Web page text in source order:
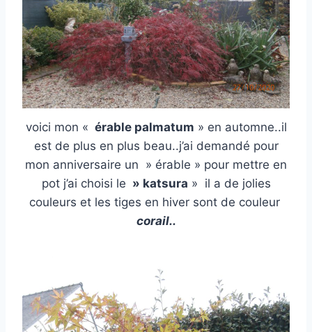
voici mon « érable palmatum » en automne..il
est de plus en plus beau..j’ai demandé pour
mon anniversaire un » érable » pour mettre en
pot j’ai choisi le » katsura » il a de jolies
couleurs et les tiges en hiver sont de couleur
corail..